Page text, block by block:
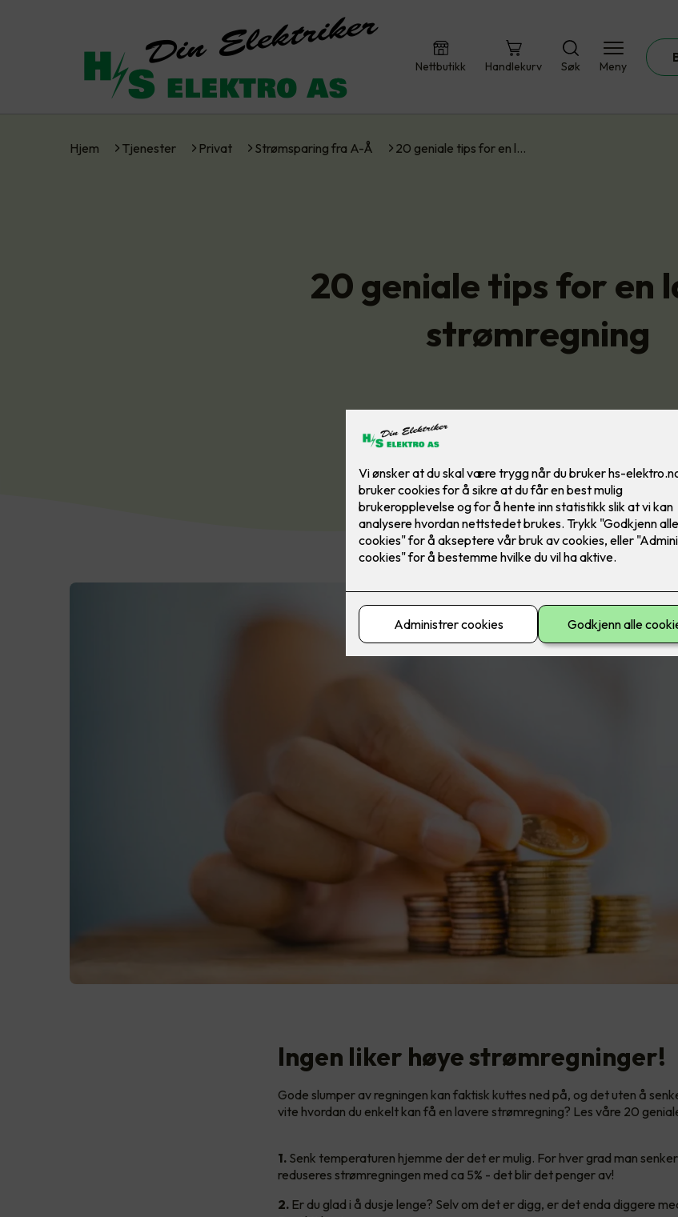
Nettbutikk Handlekurv Søk Meny
Hjem Tjenester Privat Strømsparing fra A-Å 20 geniale tips for en l…
20 geniale tips for en
strømregning
Ingen liker høye strømregninger!
Gode slumper av regningen kan faktisk kuttes ned på, og det uten å
vite hvordan du enkelt kan få en lavere strømregning? Les våre 20
1. Senk temperaturen hjemme der det er mulig. For hver grad man
reduseres strømregningen med ca 5% - det blir det penger av!
2. Er du glad i å dusje lenge? Selv om det er digg, er det enda diggere